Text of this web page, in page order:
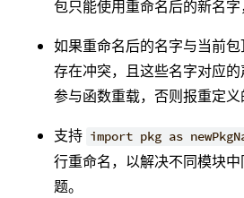
包只能使用重命名后的新名字
如果重命名后的名字与当前
存在冲突，且这些名字对应
参与函数重载，否则报重定义
支持 import pkg as
行重命名，以解决不同模块
题。